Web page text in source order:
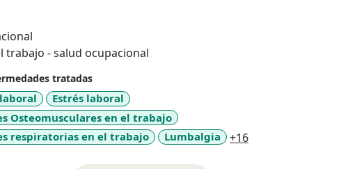
trabajo - salud ocupacional
tratadas
Estrés laboral
Osteomusculares en el trabajo
respiratorias en el trabajo
Lumbalgia +16a11y_sr_more_diseases